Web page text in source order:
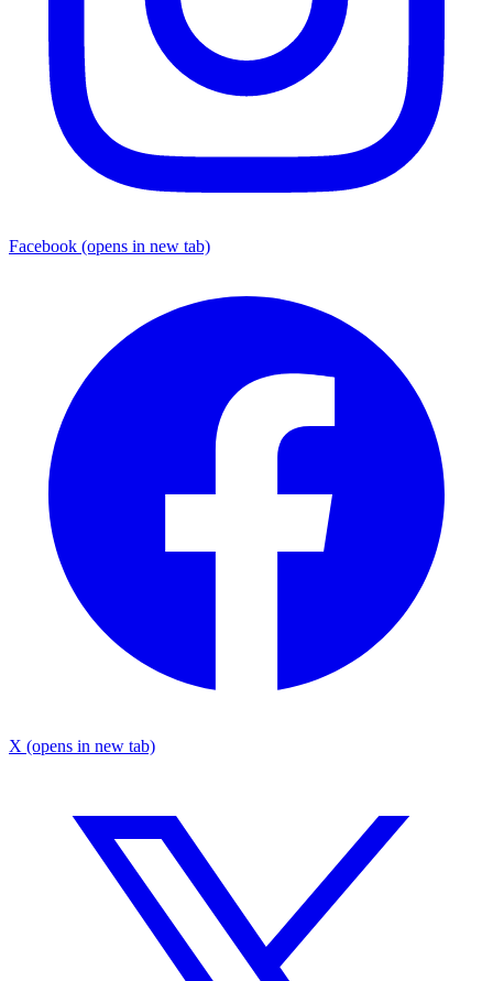
Facebook (opens in new tab)
X (opens in new tab)